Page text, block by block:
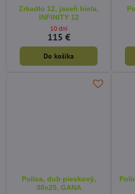
Zrkadlo 12, jaseň biela,
INFINITY 12
10 dní
115 €
Do košíka
Polica, dub pieskový,
30x25, GANA